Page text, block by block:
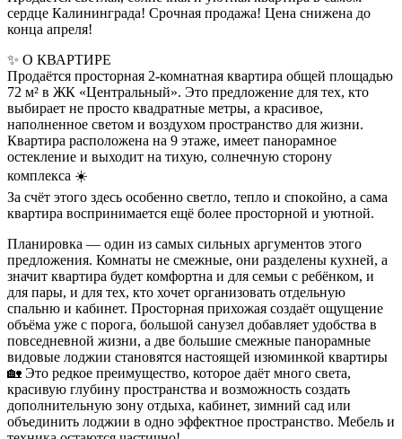
сердце Калининграда! Срочная продажа! Цена снижена до
конца апреля!
✨ О КВАРТИРЕ
Продаётся просторная 2-комнатная квартира общей площадью
72 м² в ЖК «Центральный». Это предложение для тех, кто
выбирает не просто квадратные метры, а красивое,
наполненное светом и воздухом пространство для жизни.
Квартира расположена на 9 этаже, имеет панорамное
остекление и выходит на тихую, солнечную сторону
комплекса ☀️
За счёт этого здесь особенно светло, тепло и спокойно, а сама
квартира воспринимается ещё более просторной и уютной.
Планировка — один из самых сильных аргументов этого
предложения. Комнаты не смежные, они разделены кухней, а
значит квартира будет комфортна и для семьи с ребёнком, и
для пары, и для тех, кто хочет организовать отдельную
спальню и кабинет. Просторная прихожая создаёт ощущение
объёма уже с порога, большой санузел добавляет удобства в
повседневной жизни, а две большие смежные панорамные
видовые лоджии становятся настоящей изюминкой квартиры
🏡 Это редкое преимущество, которое даёт много света,
красивую глубину пространства и возможность создать
дополнительную зону отдыха, кабинет, зимний сад или
объединить лоджии в одно эффектное пространство. Мебель и